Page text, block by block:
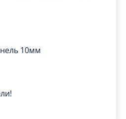
10мм